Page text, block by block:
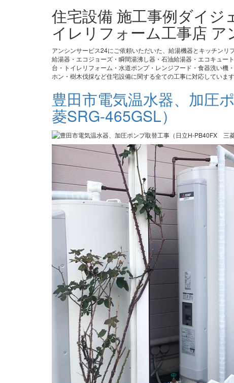
住宅設備 施工事例ダイジ
イレリフォーム工事店
アンシンサービス24にご依頼いただいた、給湯機器とキッチン
給湯器・エコジョーズ・瞬間湯沸し器・石油給湯器・エコキュ
台・トイレリフォーム・水道ポンプ・レンジフード・食器洗い
ホン・樹木伐採など住宅設備に関する全ての工事に対応しています
豊田市電気温水器、加圧
菱SRG-465GSL）